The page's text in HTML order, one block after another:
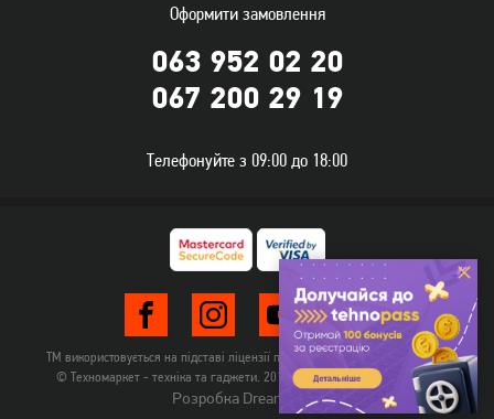
ER605 SafeStream (TL-
Маршрутизатор TP-Link
TL-WR845N, стаціонарний
1 069грн
849грн
Оформити замовлення
063 952 02 20
067 200 29 19
Телефонуйте з 09:00 до 18:00
ТМ використовується на підставі ліцензії правовласника TehnomarketLTD
© Техномаркет - техніка та гаджети. 2012-2026. Всі права захищені.
Розробка Dream-Line